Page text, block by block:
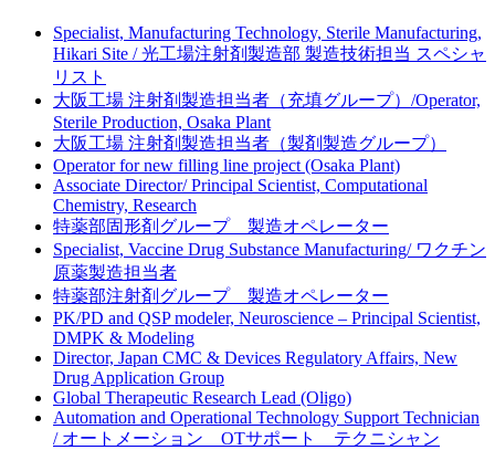
Specialist, Manufacturing Technology, Sterile Manufacturing,
Hikari Site / 光工場注射剤製造部 製造技術担当 スペシャ
リスト
大阪工場 注射剤製造担当者（充填グループ）/Operator,
Sterile Production, Osaka Plant
大阪工場 注射剤製造担当者（製剤製造グループ）
Operator for new filling line project (Osaka Plant)
Associate Director/ Principal Scientist, Computational
Chemistry, Research
特薬部固形剤グループ 製造オペレーター
Specialist, Vaccine Drug Substance Manufacturing/ ワクチン
原薬製造担当者
特薬部注射剤グループ 製造オペレーター
PK/PD and QSP modeler, Neuroscience – Principal Scientist,
DMPK & Modeling
Director, Japan CMC & Devices Regulatory Affairs, New
Drug Application Group
Global Therapeutic Research Lead (Oligo)
Automation and Operational Technology Support Technician
/ オートメーション OTサポート テクニシャン